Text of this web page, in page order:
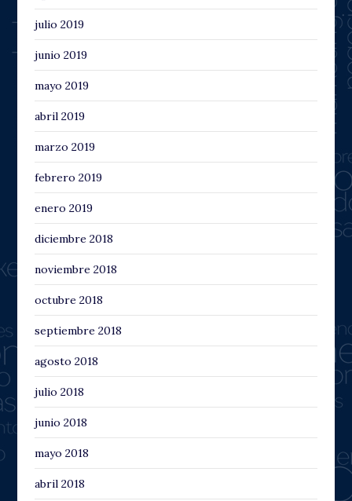
julio 2019
junio 2019
mayo 2019
abril 2019
marzo 2019
febrero 2019
enero 2019
diciembre 2018
noviembre 2018
octubre 2018
septiembre 2018
agosto 2018
julio 2018
junio 2018
mayo 2018
abril 2018